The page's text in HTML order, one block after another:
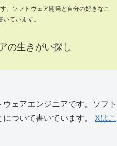
。ソフトウェア開発と自分の好きなこ
いています。
の生きがい探し
ェアエンジニアです。ソフト
ついて書いています。 Xはこ